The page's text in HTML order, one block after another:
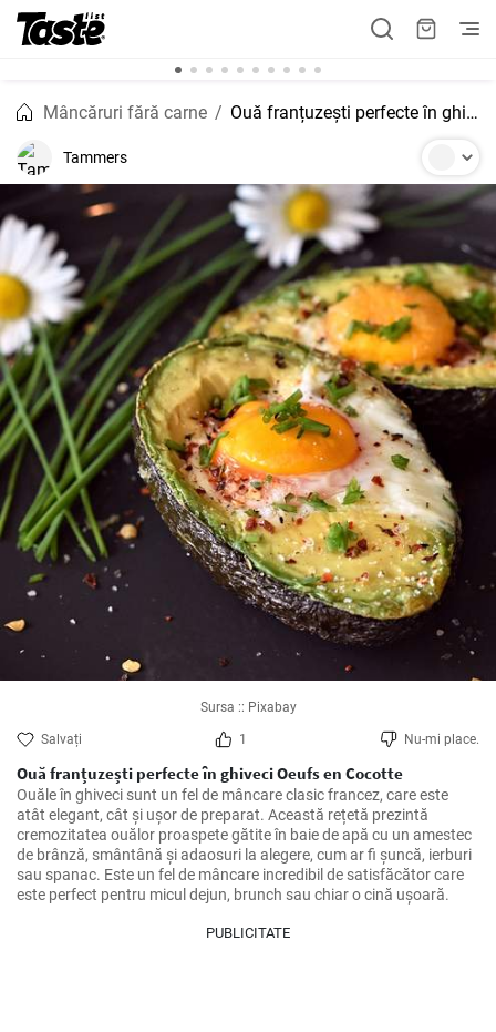
Mâncăruri fără carne Ouă franțuzești perfecte în ghiveci Oeufs en Cocotte
Tammers
Sursa :: Pixabay
Salvați 1 Nu-mi place.
Ouă franțuzești perfecte în ghiveci Oeufs en Cocotte
Ouăle în ghiveci sunt un fel de mâncare clasic francez, care este
atât elegant, cât și ușor de preparat. Această rețetă prezintă
cremozitatea ouălor proaspete gătite în baie de apă cu un amestec
de brânză, smântână și adaosuri la alegere, cum ar fi șuncă, ierburi
sau spanac. Este un fel de mâncare incredibil de satisfăcător care
este perfect pentru micul dejun, brunch sau chiar o cină ușoară.
PUBLICITATE